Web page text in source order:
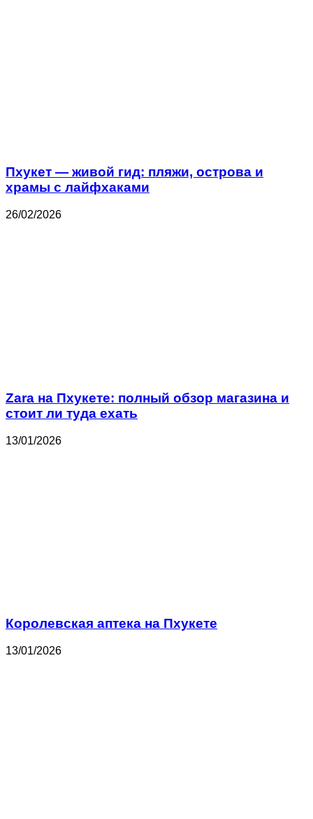
Пхукет — живой гид: пляжи, острова и
храмы с лайфхаками
26/02/2026
Zara на Пхукете: полный обзор магазина и
стоит ли туда ехать
13/01/2026
Королевская аптека на Пхукете
13/01/2026